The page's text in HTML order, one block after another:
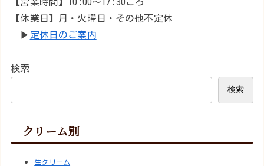
【休業日】月・火曜日・その他不定休
▶︎ 定休日のご案内
検索
検索
クリーム別
生クリーム